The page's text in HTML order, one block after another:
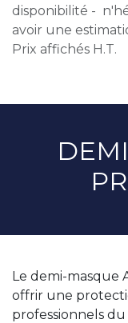
disponibilité -
avoir une
Prix affichés H.T.
Le demi-masque
offrir une
professionnels du